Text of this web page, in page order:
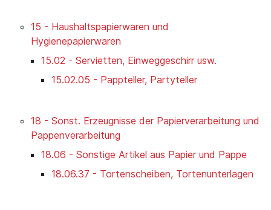
15 - Haushaltspapierwaren und
Hygienepapierwaren
15.02 - Servietten, Einweggeschirr usw.
15.02.05 - Pappteller, Partyteller
18 - Sonst. Erzeugnisse der Papierverarbeitung und
Pappenverarbeitung
18.06 - Sonstige Artikel aus Papier und Pappe
18.06.37 - Tortenscheiben, Tortenunterlagen